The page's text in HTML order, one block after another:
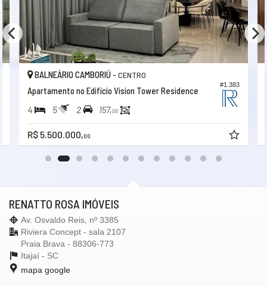
#1.383
BALNEÁRIO CAMBORIÚ - CENTRO
Apartamento no Edifício Vision Tower Residence
4 5 2 157,00
R$ 5.500.000,00
RENATTO ROSA IMÓVEIS
Av. Osvaldo Reis, nº 3385
Riviera Concept - sala 2107
Praia Brava - 88306-773
Itajaí - SC
mapa google